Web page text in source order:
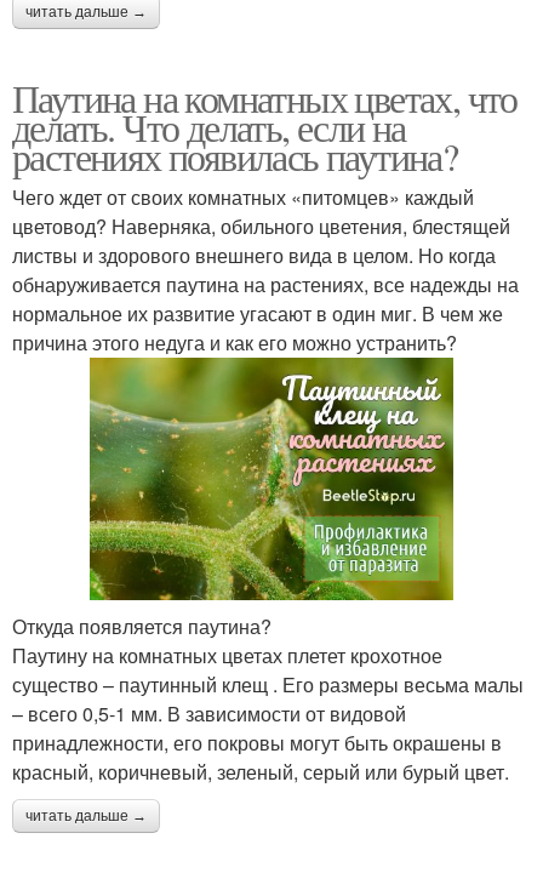
читать дальше →
Паутина на комнатных цветах, что
делать. Что делать, если на
растениях появилась паутина?
Чего ждет от своих комнатных «питомцев» каждый
цветовод? Наверняка, обильного цветения, блестящей
листвы и здорового внешнего вида в целом. Но когда
обнаруживается паутина на растениях, все надежды на
нормальное их развитие угасают в один миг. В чем же
причина этого недуга и как его можно устранить?
Откуда появляется паутина?
Паутину на комнатных цветах плетет крохотное
существо – паутинный клещ . Его размеры весьма малы
– всего 0,5-1 мм. В зависимости от видовой
принадлежности, его покровы могут быть окрашены в
красный, коричневый, зеленый, серый или бурый цвет.
читать дальше →